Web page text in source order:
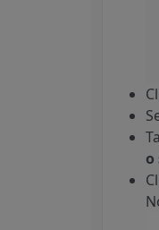
o